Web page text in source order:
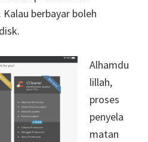
berbayar boleh
Alhamdu
lillah,
proses
penyela
matan